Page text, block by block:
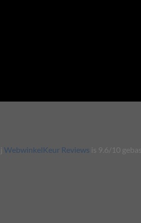
WebwinkelKeur Reviews is 9.6/10